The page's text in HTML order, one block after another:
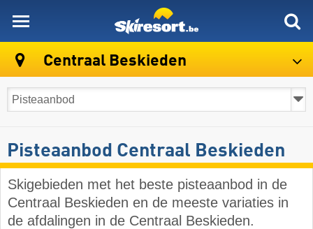
Centraal Beskieden
Pisteaanbod Centraal Beskieden
Skigebieden met het beste pisteaanbod in de
Centraal Beskieden en de meeste variaties in
de afdalingen in de Centraal Beskieden.